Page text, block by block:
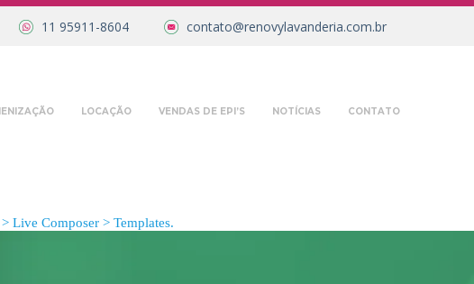
11 95911-8604 contato@renovylavanderia.com.br
LOCAÇÃO VENDAS DE EPI’S NOTÍCIAS CONTATO
Live Composer > Templates.